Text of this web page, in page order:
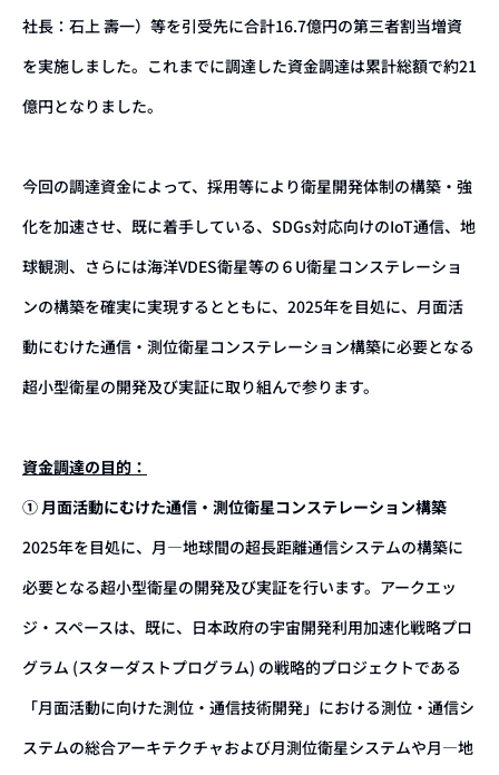
社長：石上 壽一）等を引受先に合計16.7億円の第三者割当増資
を実施しました。これまでに調達した資金調達は累計総額で約21
億円となりました。
今回の調達資金によって、採用等により衛星開発体制の構築・強
化を加速させ、既に着手している、SDGs対応向けのIoT通信、地
球観測、さらには海洋VDES衛星等の６U衛星コンステレーショ
ンの構築を確実に実現するとともに、2025年を目処に、月面活
動にむけた通信・測位衛星コンステレーション構築に必要となる
超小型衛星の開発及び実証に取り組んで参ります。
資金調達の目的：
① 月面活動にむけた通信・測位衛星コンステレーション構築
2025年を目処に、月―地球間の超長距離通信システムの構築に
必要となる超小型衛星の開発及び実証を行います。アークエッ
ジ・スペースは、既に、日本政府の宇宙開発利⽤加速化戦略プロ
グラム (スターダストプログラム) の戦略的プロジェクトである
「⽉⾯活動に向けた測位・通信技術開発」における測位・通信シ
ステムの総合アーキテクチャおよび月測位衛星システムや月―地